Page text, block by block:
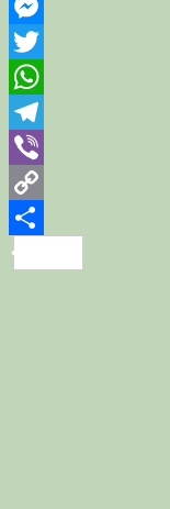
Facebook
Messenger
Twitter
WhatsApp
Telegram
Viber
Copy
Link